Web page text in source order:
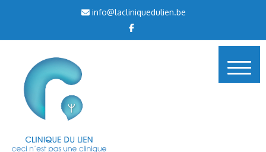
info@lacliniquedulien.be